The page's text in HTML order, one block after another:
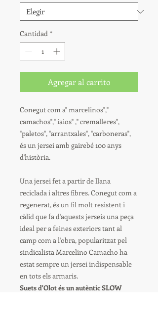
Cantidad *
Agregar al carrito
Conegut com a" marcelinos","
camachos"," iaios" ," cremalleres",
"paletos", "arrantxales", "carboneras",
és un jersei amb gairebé 100 anys
d'història.
Una jersei fet a partir de llana
reciclada i altres fibres. Conegut com a
regenerat, és un fil molt resistent i
càlid que fa d'aquests jerseis una peça
ideal per a feines exteriors tant al
camp com a l'obra, popularitzat pel
sindicalista Marcelino Camacho ha
estat sempre un jersei indispensable
en tots els armaris.
Suets d'Olot és un autèntic SLOW